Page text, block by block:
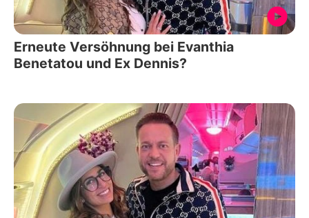
Erneute Versöhnung bei Evanthia
Benetatou und Ex Dennis?